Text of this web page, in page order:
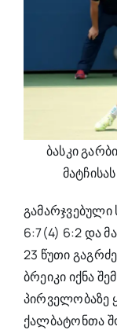
ბასკი
გამარჯვებული
6:7(4) 6:2 და
23 წუთი
ბრეიკი იქნა
პირველობაზე
ქალბატონთა